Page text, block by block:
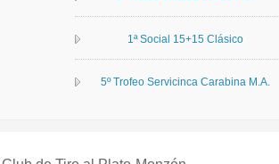
1ª Social 15+15 Clásico
5º Trofeo Servicinca Carabina M.A.